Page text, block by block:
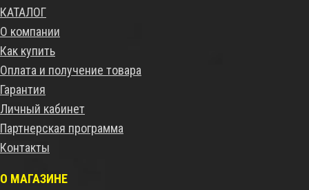
КАТАЛОГ
О компании
Как купить
Оплата и получение товара
Гарантия
Личный кабинет
Партнерская программа
Контакты
О МАГАЗИНЕ